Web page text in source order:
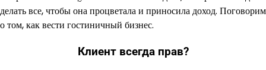
делать все, чтобы она процветала и приносила доход. Поговорим
о том, как вести гостиничный бизнес.
Клиент всегда прав?